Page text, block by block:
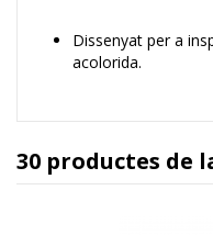
Dissenyat per a
acolorida.
30 productes de